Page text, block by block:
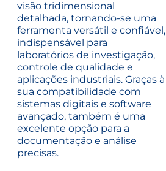
visão tridimensional
detalhada, tornando-se uma
ferramenta versátil e confiável,
indispensável para
laboratórios de investigação,
controle de qualidade e
aplicações industriais. Graças à
sua compatibilidade com
sistemas digitais e software
avançado, também é uma
excelente opção para a
documentação e análise
precisas.